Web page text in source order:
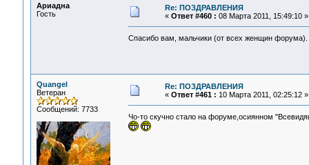
Ариадна
Гость
Re: ПОЗДРАВЛЕНИЯ
« Ответ #460 : 08 Марта 2011, 15:49:10 »
Спасибо вам, мальчики (от всех женщин
Quangel
Ветеран
Сообщений: 7733
Re: ПОЗДРАВЛЕНИЯ
« Ответ #461 : 10 Марта 2011, 02:25:12 »
Чо-то скучно стало на форуме,осиянном